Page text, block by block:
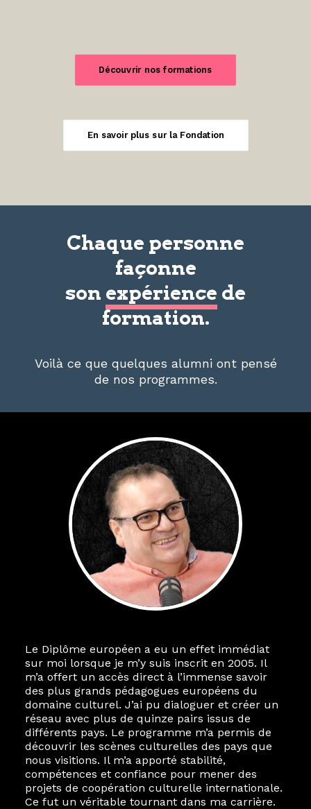
Découvrir nos formations
En savoir plus sur la Fondation
Chaque personne
façonne
son expérience de
formation.
Voilà ce que quelques alumni ont pensé
de nos programmes.
Le Diplôme européen a eu un effet immédiat
sur moi lorsque je m’y suis inscrit en 2005. Il
m’a offert un accès direct à l’immense savoir
des plus grands pédagogues européens du
domaine culturel. J’ai pu dialoguer et créer un
réseau avec plus de quinze pairs issus de
différents pays. Le programme m’a permis de
découvrir les scènes culturelles des pays que
nous visitions. Il m’a apporté stabilité,
compétences et confiance pour mener des
projets de coopération culturelle internationale.
Ce fut un véritable tournant dans ma carrière.